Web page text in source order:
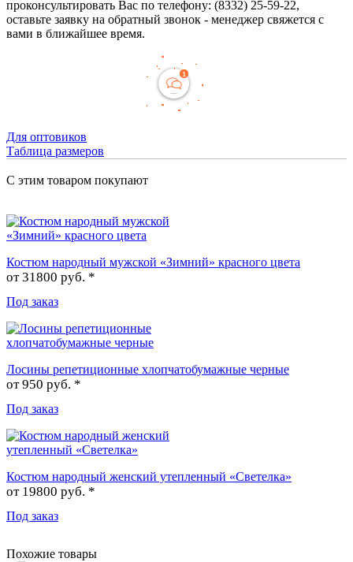
проконсультировать Вас по телефону: (8332) 25-59-22,
оставьте заявку на обратный звонок - менеджер свяжется с
вами в ближайшее время.
Для оптовиков
Таблица размеров
С этим товаром покупают
Костюм народный мужской «Зимний» красного цвета
от31800 руб. *
Под заказ
Лосины репетиционные хлопчатобумажные черные
от950 руб. *
Под заказ
Костюм народный женский утепленный «Светелка»
от 19800 руб. *
Под заказ
Похожие товары